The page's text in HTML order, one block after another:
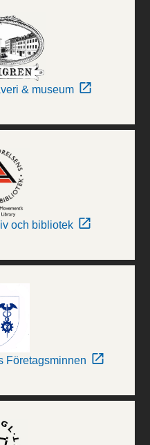
& museum
och bibliotek
Företagsminnen